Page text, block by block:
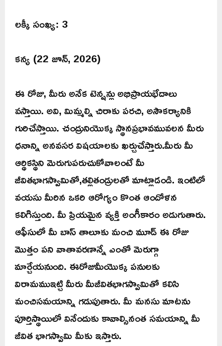
లక్కీ సంఖ్య: 3
కన్య (22 జూన్, 2026)
ఈ రోజు, మీరు అనేక టెన్షన్లు అభిప్రాయభేదాలు
వస్తాయి. అవి, మిమ్మల్ని చిరాకు పరచి, అసౌకర్యానికి
గురిచేస్తాయి. చంద్రునియొక్క స్థానప్రభావమువలన మీరు
ధనాన్ని అనవసర విషయాలకు ఖర్చుచేస్తారు.మీరు మీ
ఆర్థికస్థిని మెరుగుపరుచుకోవాలంటే మీ
జీవితభాగస్వామితో,తల్లితండ్రులతో మాట్లాడండి. ఇంటిలో
వయసు మీరిన ఒకరి ఆరోగ్యం కొంత ఆందోళన
కలిగిస్తుంది. మీ ప్రియమైన వ్యక్తి అంగీకారం అడుగుతారు.
ఆఫీసులో మీ బాస్ తాలూకు మంచి మూడ్ ఈ రోజు
మొత్తం పని వాతావరణాన్నే ఎంతో మెరుగ్గా
మార్చేయనుంది. ఈరోజుమీయొక్క పనులకు
విరామముఇట్చి మీరు మీజీవితభాగస్వామితో కలిసి
మంచిసమయాన్ని గడుపుతారు. మీ మనసు మాటను
పూర్తిస్థాయిలో వినేందుకు కావాల్సినంత సమయాన్ని మీ
జీవిత భాగస్వామి మీకు ఇస్తారు.